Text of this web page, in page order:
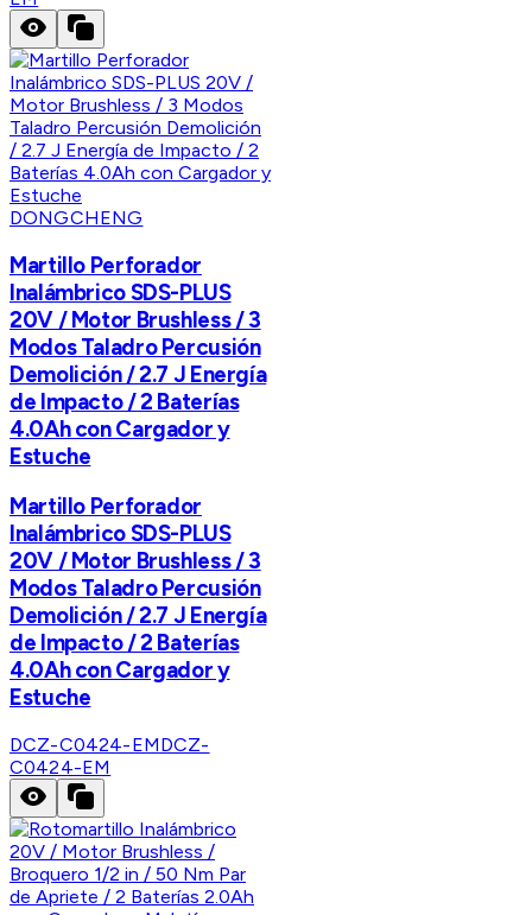
DONGCHENG
Martillo Perforador
Inalámbrico SDS-PLUS
20V / Motor Brushless / 3
Modos Taladro Percusión
Demolición / 2.7 J Energía
de Impacto / 2 Baterías
4.0Ah con Cargador y
Estuche
Martillo Perforador
Inalámbrico SDS-PLUS
20V / Motor Brushless / 3
Modos Taladro Percusión
Demolición / 2.7 J Energía
de Impacto / 2 Baterías
4.0Ah con Cargador y
Estuche
DCZ-C0424-EMDCZ-
C0424-EM